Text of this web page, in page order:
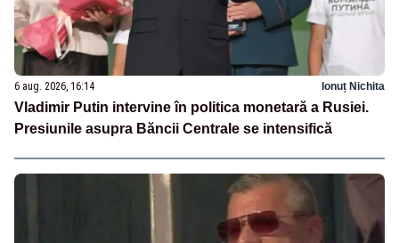
6 aug. 2026, 16:14 Ionuț Nichita
Vladimir Putin intervine în politica monetară a Rusiei.
Presiunile asupra Băncii Centrale se intensifică